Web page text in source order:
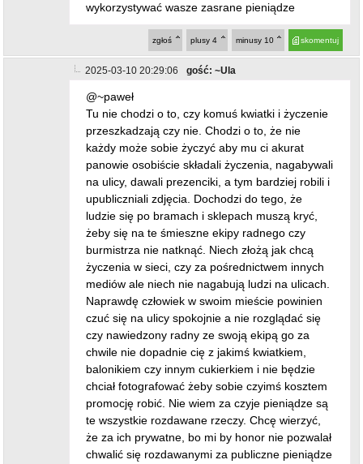
wykorzystywać wasze zasrane pieniądze
skomentuj
minusy 10
plusy 4
zgłoś
2025-03-10 20:29:06 gość: ~Ula
@~paweł
Tu nie chodzi o to, czy komuś kwiatki i życzenie
przeszkadzają czy nie. Chodzi o to, że nie
każdy może sobie życzyć aby mu ci akurat
panowie osobiście składali życzenia, nagabywali
na ulicy, dawali prezenciki, a tym bardziej robili i
upubliczniali zdjęcia. Dochodzi do tego, że
ludzie się po bramach i sklepach muszą kryć,
żeby się na te śmieszne ekipy radnego czy
burmistrza nie natknąć. Niech złożą jak chcą
życzenia w sieci, czy za pośrednictwem innych
mediów ale niech nie nagabują ludzi na ulicach.
Naprawdę człowiek w swoim mieście powinien
czuć się na ulicy spokojnie a nie rozglądać się
czy nawiedzony radny ze swoją ekipą go za
chwile nie dopadnie cię z jakimś kwiatkiem,
balonikiem czy innym cukierkiem i nie będzie
chciał fotografować żeby sobie czyimś kosztem
promocję robić. Nie wiem za czyje pieniądze są
te wszystkie rozdawane rzeczy. Chcę wierzyć,
że za ich prywatne, bo mi by honor nie pozwalał
chwalić się rozdawanymi za publiczne pieniądze